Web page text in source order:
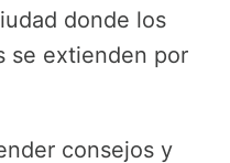
donde los
se extienden por
consejos y